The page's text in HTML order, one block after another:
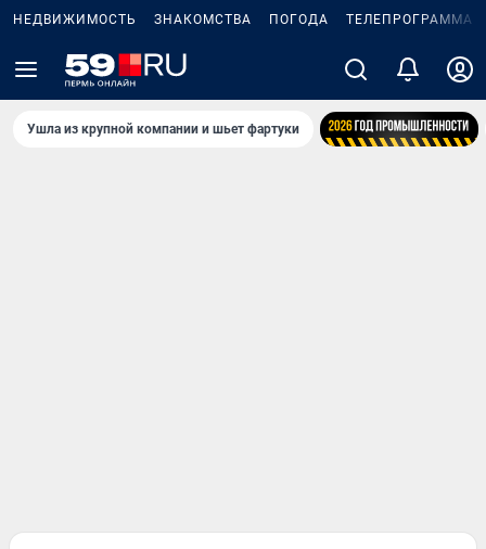
НЕДВИЖИМОСТЬ ЗНАКОМСТВА ПОГОДА ТЕЛЕПРОГРАММА
Ушла из крупной компании и шьет фартуки